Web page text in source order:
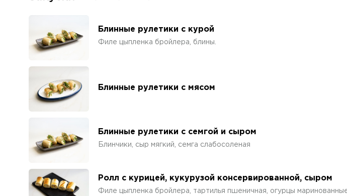
Блинные рулетики с курой
Филе цыпленка бройлера, блины.
Блинные рулетики с мясом
Блинные рулетики с семгой и сыром
Блинчики, сыр мягкий, семга слабосоленая
Ролл с курицей, кукурузой консервированной, сыром
Филе цыпленка бройлера, тартилья пшеничная, огурцы